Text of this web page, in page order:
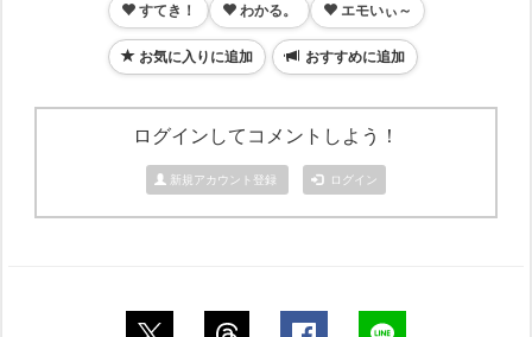
すてき！ わかる。 エモいぃ～
お気に入りに追加 おすすめに追加
ログインしてコメントしよう！
新規アカウント登録 ログイン